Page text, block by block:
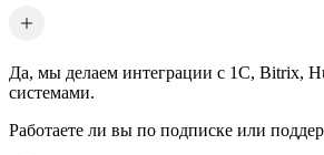
Да, мы делаем интеграции с 1С, Bitrix,
системами.
Работаете ли вы по подписке или